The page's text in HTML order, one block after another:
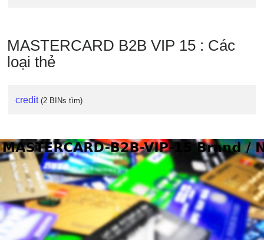
MASTERCARD B2B VIP 15 : Các
loại thẻ
credit (2 BINs tìm)